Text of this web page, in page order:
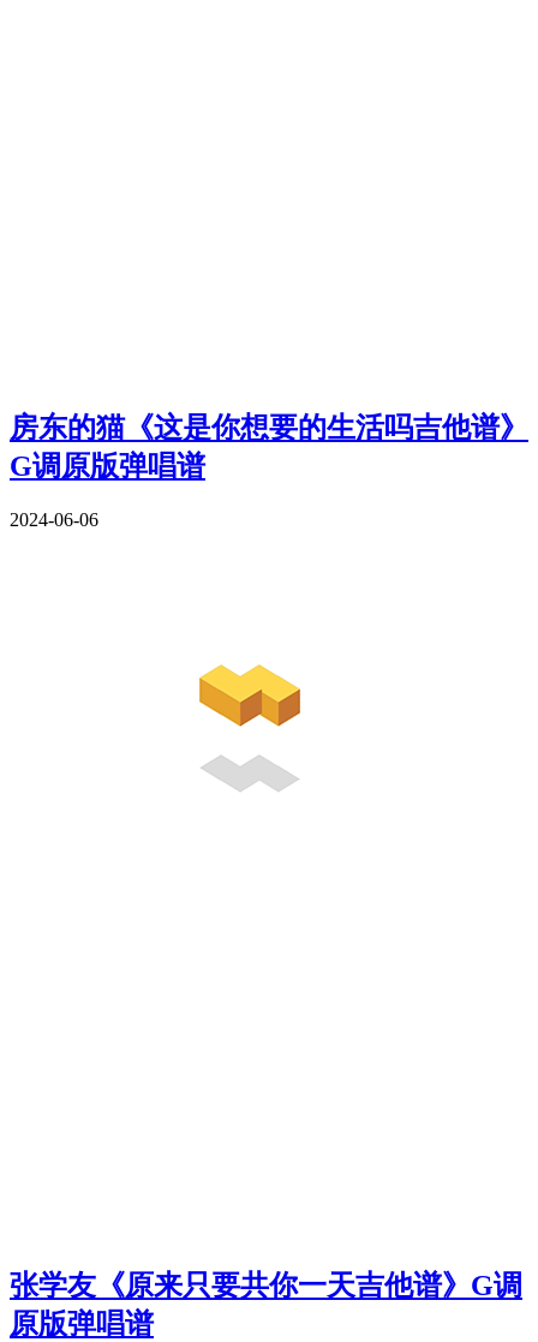
房东的猫《这是你想要的生活吗吉他谱》
G调原版弹唱谱
2024-06-06
张学友《原来只要共你一天吉他谱》G调
原版弹唱谱